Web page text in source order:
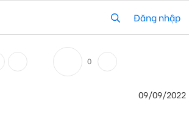
Đăng nhập
0
09/09/2022